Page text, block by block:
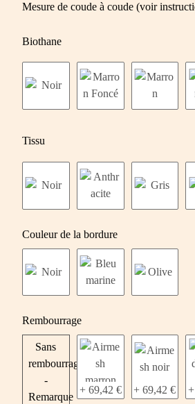
Mesure de coude à coude (voir
Biothane
Tissu
Couleur de la bordure
Rembourrage
Sans
rembourrage
-
Remarque
+ 69,42 € + 69,42 €